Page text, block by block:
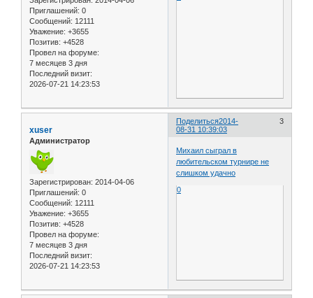
Приглашений: 0
Сообщений: 12111
Уважение: +3655
Позитив: +4528
Провел на форуме:
7 месяцев 3 дня
Последний визит:
2026-07-21 14:23:53
Поделиться 3
2014-
08-31 10:39:03
xuser
Администратор
Зарегистрирован: 2014-04-06
Приглашений: 0
Сообщений: 12111
Уважение: +3655
Позитив: +4528
Провел на форуме:
7 месяцев 3 дня
Последний визит:
2026-07-21 14:23:53
Михаил сыграл в
любительском турнире не
слишком удачно
0